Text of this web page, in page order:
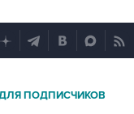
ПОДПИСЧИКОВ